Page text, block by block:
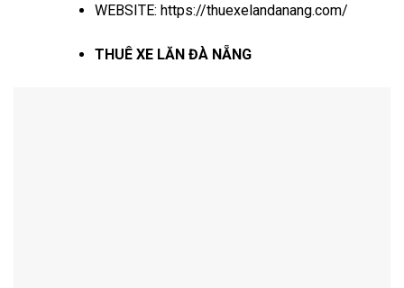
WEBSITE: https://thuexelandanang.com/
THUÊ XE LĂN ĐÀ NẴNG